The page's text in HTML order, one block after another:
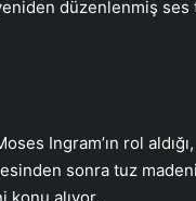
düzenlenmiş ses
Ingram’ın rol
sonra tuz